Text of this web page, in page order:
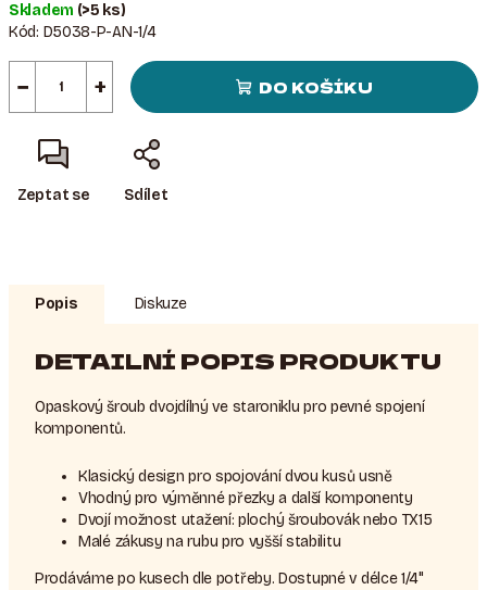
cena:
Skladem (>5 ks)
Kód: D5038-P-AN-1/4
+
− DO KOŠÍKU
Zeptat se Sdílet
Popis Diskuze
DETAILNÍ POPIS PRODUKTU
Opaskový šroub dvojdílný ve staroniklu pro pevné spojení
komponentů.
Klasický design pro spojování dvou kusů usně
Vhodný pro výměnné přezky a další komponenty
Dvojí možnost utažení: plochý šroubovák nebo TX15
Malé zákusy na rubu pro vyšší stabilitu
Prodáváme po kusech dle potřeby. Dostupné v délce 1/4"